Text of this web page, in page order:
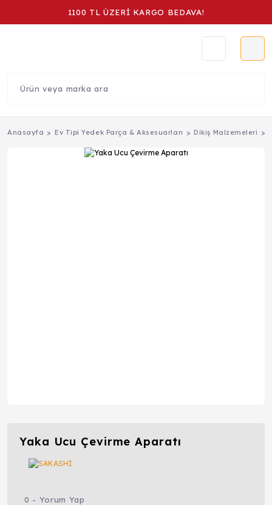
1100 TL ÜZERİ KARGO BEDAVA!
Anasayfa Ev Tipi Yedek Parça & Aksesuarları Dikiş Malzemeleri
Yaka Ucu Çevirme Aparatı
0 - Yorum Yap